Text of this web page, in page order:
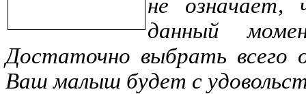
не означает,
данный
Достаточно выбрать всего
Ваш малыш будет с